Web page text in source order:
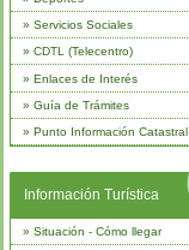
» Servicios Sociales
» CDTL (Telecentro)
» Enlaces de Interés
» Guía de Trámites
» Punto Información Catastral
Información Turística
» Situación - Cómo llegar